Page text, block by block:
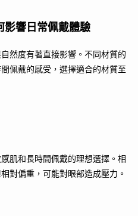
影響日常佩戴體驗
然度有著直接影響。不同材質的
佩戴的感受，選擇適合的材質至
肌和長時間佩戴的理想選擇。相
對偏重，可能對眼部造成壓力。